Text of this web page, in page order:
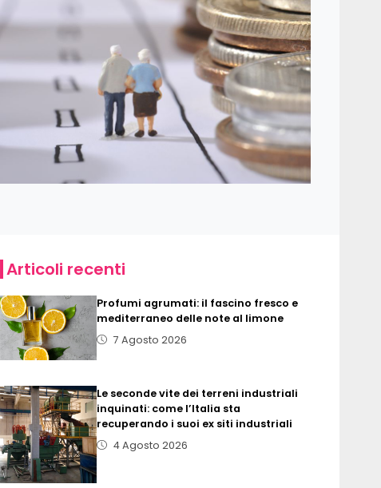
Articoli recenti
Profumi agrumati: il fascino fresco e
mediterraneo delle note al limone
7 Agosto 2026
Le seconde vite dei terreni industriali
inquinati: come l’Italia sta
recuperando i suoi ex siti industriali
4 Agosto 2026